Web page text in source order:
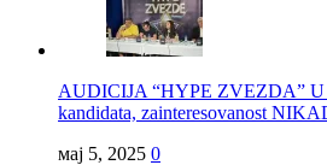
AUDICIJA “HYPE ZVEZDA” U
kandidata, zainteresovanost
мај 5, 2025 0